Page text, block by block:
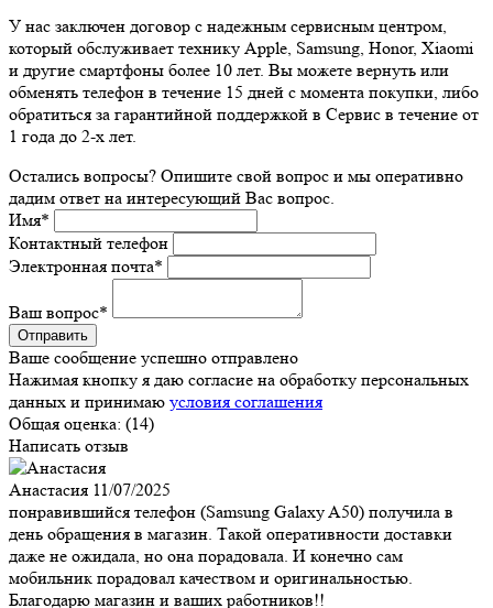
У нас заключен договор с надежным сервисным центром,
который обслуживает технику Apple, Samsung, Honor, Xiaomi
и другие смартфоны более 10 лет. Вы можете вернуть или
обменять телефон в течение 15 дней с момента покупки, либо
обратиться за гарантийной поддержкой в Сервис в течение от
1 года до 2-х лет.
Остались вопросы? Опишите свой вопрос и мы оперативно
дадим ответ на интересующий Вас вопрос.
Имя*
Контактный телефон
Электронная почта*
Ваш вопрос*
Ваше сообщение успешно отправлено
Нажимая кнопку я даю согласие на обработку персональных
данных и принимаю условия соглашения
Общая оценка: (14)
Написать отзыв
Анастасия 11/07/2025
понравившийся телефон (Samsung Galaxy A50) получила в
день обращения в магазин. Такой оперативности доставки
даже не ожидала, но она порадовала. И конечно сам
мобильник порадовал качеством и оригинальностью.
Благодарю магазин и ваших работников!!